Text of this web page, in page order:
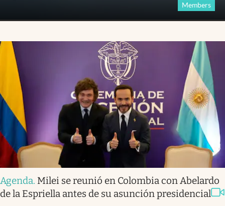
Members
Agenda. Milei se reunió en Colombia con Abelardo
de la Espriella antes de su asunción presidencial